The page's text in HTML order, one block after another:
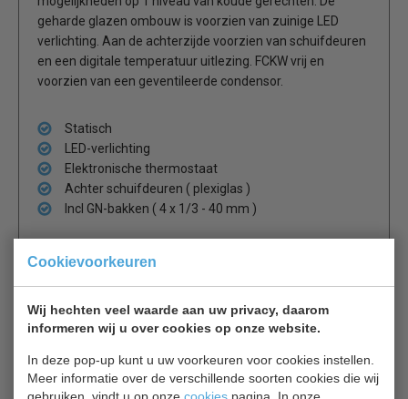
Cookievoorkeuren
Wij hechten veel waarde aan uw privacy, daarom
informeren wij u over cookies op onze website.
In deze pop-up kunt u uw voorkeuren voor cookies instellen.
Meer informatie over de verschillende soorten cookies die wij
geharde glazen ombouw is voorzien van zuinige LED
verlichting. Aan de achterzijde voorzien van schuifdeuren
en een digitale temperatuur uitlezing. FCKW vrij en
voorzien van een geventileerde condensor.
Statisch
LED-verlichting
Elektronische thermostaat
Achter schuifdeuren ( plexiglas )
Incl GN-bakken ( 4 x 1/3 - 40 mm )
Levering inclusief GN bakken.
Ook verkrijg baar met de motor aan de linkerkant.
Is dit iets voor jou?